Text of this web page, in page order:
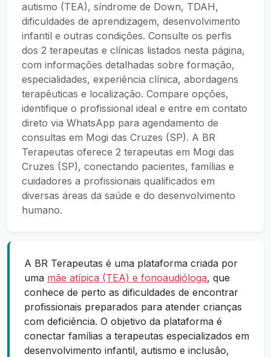
autismo (TEA), síndrome de Down, TDAH,
dificuldades de aprendizagem, desenvolvimento
infantil e outras condições. Consulte os perfis
dos 2 terapeutas e clínicas listados nesta página,
com informações detalhadas sobre formação,
especialidades, experiência clínica, abordagens
terapêuticas e localização. Compare opções,
identifique o profissional ideal e entre em contato
direto via WhatsApp para agendamento de
consultas em Mogi das Cruzes (SP). A BR
Terapeutas oferece 2 terapeutas em Mogi das
Cruzes (SP), conectando pacientes, famílias e
cuidadores a profissionais qualificados em
diversas áreas da saúde e do desenvolvimento
humano.
A BR Terapeutas é uma plataforma criada por
uma mãe atípica (TEA) e fonoaudióloga, que
conhece de perto as dificuldades de encontrar
profissionais preparados para atender crianças
com deficiência. O objetivo da plataforma é
conectar famílias a terapeutas especializados em
desenvolvimento infantil, autismo e inclusão,